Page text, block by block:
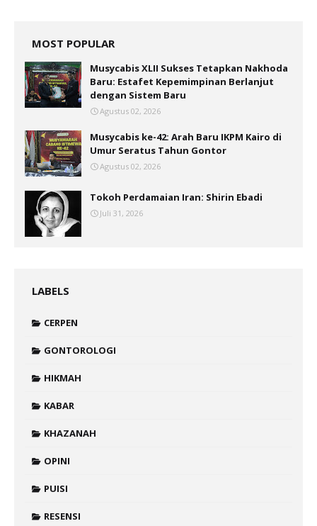
MOST POPULAR
Musycabis XLII Sukses Tetapkan Nakhoda
Baru: Estafet Kepemimpinan Berlanjut
dengan Sistem Baru
Agustus 02, 2026
Musycabis ke-42: Arah Baru IKPM Kairo di
Umur Seratus Tahun Gontor
Agustus 02, 2026
Tokoh Perdamaian Iran: Shirin Ebadi
Juli 31, 2026
LABELS
CERPEN
GONTOROLOGI
HIKMAH
KABAR
KHAZANAH
OPINI
PUISI
RESENSI